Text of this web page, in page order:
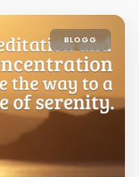
BLOGG